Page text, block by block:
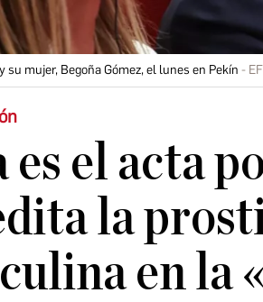
su mujer, Begoña Gómez, el lunes en Pekín
es el acta
la
en la